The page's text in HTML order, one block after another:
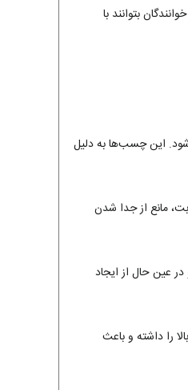
بتوانند با
این چسب‌ها به دلیل
مانع از جدا شدن
عین حال از ایجاد
را داشته و باعث